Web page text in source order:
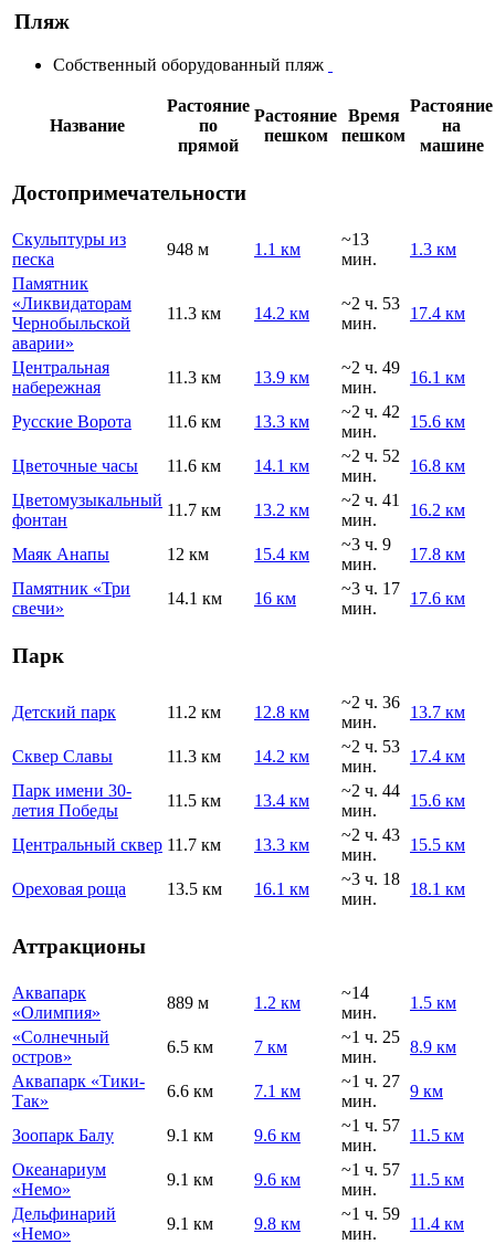
Пляж
Собственный оборудованный пляж
Название
Растояние
по
прямой
Растояние
пешком
Время
пешком
Растояние
на
машине
Достопримечательности
Скульптуры из
песка
948 м 1.1 км
~13
мин.
1.3 км
Памятник
«Ликвидаторам
Чернобыльской
аварии»
11.3 км 14.2 км
~2 ч. 53
мин.
17.4 км
Центральная
набережная
11.3 км 13.9 км
~2 ч. 49
мин.
16.1 км
Русские Ворота 11.6 км 13.3 км
~2 ч. 42
мин.
15.6 км
Цветочные часы 11.6 км 14.1 км
~2 ч. 52
мин.
16.8 км
Цветомузыкальный
фонтан
11.7 км 13.2 км
~2 ч. 41
мин.
16.2 км
Маяк Анапы 12 км 15.4 км
~3 ч. 9
мин.
17.8 км
Памятник «Три
свечи»
14.1 км 16 км
~3 ч. 17
мин.
17.6 км
Парк
Детский парк 11.2 км 12.8 км
~2 ч. 36
мин.
13.7 км
Сквер Славы 11.3 км 14.2 км
~2 ч. 53
мин.
17.4 км
Парк имени 30-
летия Победы
11.5 км 13.4 км
~2 ч. 44
мин.
15.6 км
Центральный сквер 11.7 км 13.3 км
~2 ч. 43
мин.
15.5 км
Ореховая роща 13.5 км 16.1 км
~3 ч. 18
мин.
18.1 км
Аттракционы
Аквапарк
«Олимпия»
889 м 1.2 км
~14
мин.
1.5 км
«Солнечный
остров»
6.5 км 7 км
~1 ч. 25
мин.
8.9 км
Аквапарк «Тики-
Так»
6.6 км 7.1 км
~1 ч. 27
мин.
9 км
Зоопарк Балу 9.1 км 9.6 км
~1 ч. 57
мин.
11.5 км
Океанариум
«Немо»
9.1 км 9.6 км
~1 ч. 57
мин.
11.5 км
Дельфинарий
«Немо»
9.1 км 9.8 км
~1 ч. 59
мин.
11.4 км